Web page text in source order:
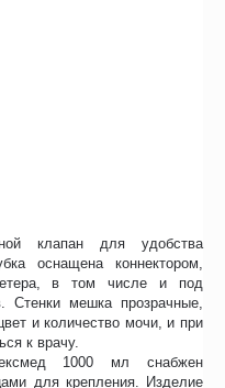
клапан для удобства
оснащена коннектором,
в том числе и под
Стенки мешка прозрачные,
и количество мочи, и при
к врачу.
1000 мл снабжен
для крепления. Изделие